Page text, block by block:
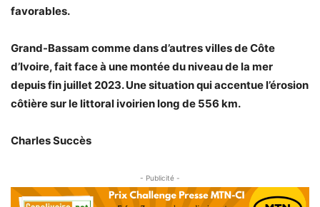
favorables.
Grand-Bassam comme dans d’autres villes de Côte
d’Ivoire, fait face à une montée du niveau de la mer
depuis fin juillet 2023. Une situation qui accentue l’érosion
côtière sur le littoral ivoirien long de 556 km.
Charles Succès
- Publicité -